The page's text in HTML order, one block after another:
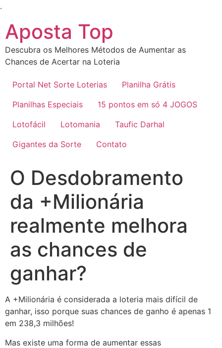
.
conteúdo
Aposta Top
Descubra os Melhores Métodos de Aumentar as
Chances de Acertar na Loteria
Portal Net Sorte Loterias
Planilha Grátis
Planilhas Especiais
15 pontos em só 4 JOGOS
Lotofácil
Lotomania
Taufic Darhal
Gigantes da Sorte
Contato
O Desdobramento
da +Milionária
realmente melhora
as chances de
ganhar?
A +Milionária é considerada a loteria mais difícil de
ganhar, isso porque suas chances de ganho é apenas 1
em 238,3 milhões!
Mas existe uma forma de aumentar essas